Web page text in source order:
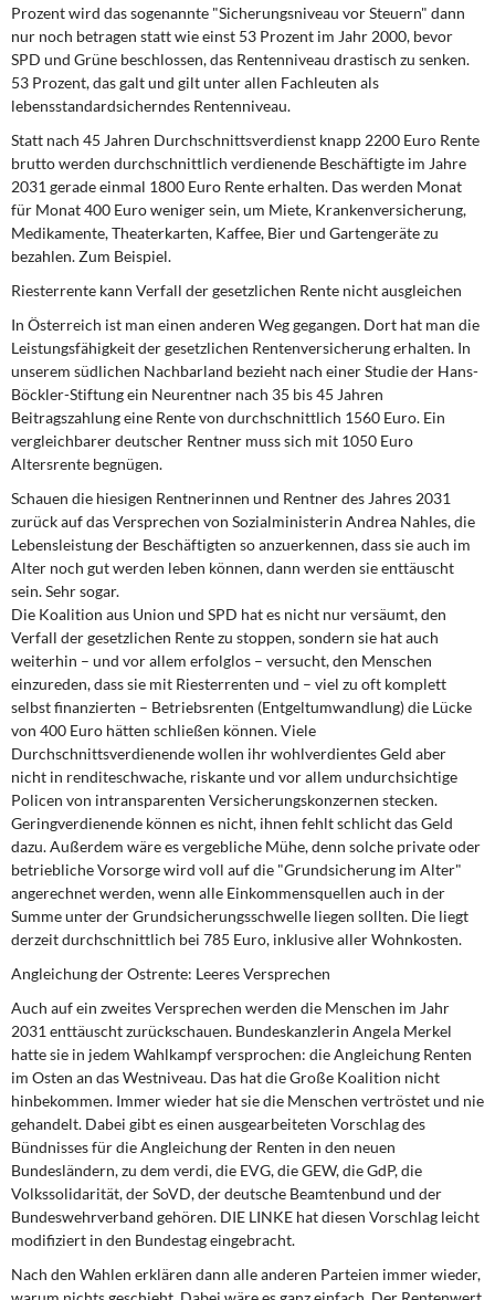
Rosa-Luxemburg-Stiftung
Über mich
Kontakt
Prozent wird das sogenannte "Sicherungsniveau vor Steuern" dann
nur noch betragen statt wie einst 53 Prozent im Jahr 2000, bevor
SPD und Grüne beschlossen, das Rentenniveau drastisch zu senken.
53 Prozent, das galt und gilt unter allen Fachleuten als
lebensstandardsicherndes Rentenniveau.
Statt nach 45 Jahren Durchschnittsverdienst knapp 2200 Euro Rente
brutto werden durchschnittlich verdienende Beschäftigte im Jahre
2031 gerade einmal 1800 Euro Rente erhalten. Das werden Monat
für Monat 400 Euro weniger sein, um Miete, Krankenversicherung,
Medikamente, Theaterkarten, Kaffee, Bier und Gartengeräte zu
bezahlen. Zum Beispiel.
Riesterrente kann Verfall der gesetzlichen Rente nicht ausgleichen
In Österreich ist man einen anderen Weg gegangen. Dort hat man die
Leistungsfähigkeit der gesetzlichen Rentenversicherung erhalten. In
unserem südlichen Nachbarland bezieht nach einer Studie der Hans-
Böckler-Stiftung ein Neurentner nach 35 bis 45 Jahren
Beitragszahlung eine Rente von durchschnittlich 1560 Euro. Ein
vergleichbarer deutscher Rentner muss sich mit 1050 Euro
Altersrente begnügen.
Schauen die hiesigen Rentnerinnen und Rentner des Jahres 2031
zurück auf das Versprechen von Sozialministerin Andrea Nahles, die
Lebensleistung der Beschäftigten so anzuerkennen, dass sie auch im
Alter noch gut werden leben können, dann werden sie enttäuscht
sein. Sehr sogar.
Die Koalition aus Union und SPD hat es nicht nur versäumt, den
Verfall der gesetzlichen Rente zu stoppen, sondern sie hat auch
weiterhin – und vor allem erfolglos – versucht, den Menschen
einzureden, dass sie mit Riesterrenten und – viel zu oft komplett
selbst finanzierten – Betriebsrenten (Entgeltumwandlung) die Lücke
von 400 Euro hätten schließen können. Viele
Durchschnittsverdienende wollen ihr wohlverdientes Geld aber
nicht in renditeschwache, riskante und vor allem undurchsichtige
Policen von intransparenten Versicherungskonzernen stecken.
Geringverdienende können es nicht, ihnen fehlt schlicht das Geld
dazu. Außerdem wäre es vergebliche Mühe, denn solche private oder
betriebliche Vorsorge wird voll auf die "Grundsicherung im Alter"
angerechnet werden, wenn alle Einkommensquellen auch in der
Summe unter der Grundsicherungsschwelle liegen sollten. Die liegt
derzeit durchschnittlich bei 785 Euro, inklusive aller Wohnkosten.
Angleichung der Ostrente: Leeres Versprechen
Auch auf ein zweites Versprechen werden die Menschen im Jahr
2031 enttäuscht zurückschauen. Bundeskanzlerin Angela Merkel
hatte sie in jedem Wahlkampf versprochen: die Angleichung Renten
im Osten an das Westniveau. Das hat die Große Koalition nicht
hinbekommen. Immer wieder hat sie die Menschen vertröstet und nie
gehandelt. Dabei gibt es einen ausgearbeiteten Vorschlag des
Bündnisses für die Angleichung der Renten in den neuen
Bundesländern, zu dem verdi, die EVG, die GEW, die GdP, die
Volkssolidarität, der SoVD, der deutsche Beamtenbund und der
Bundeswehrverband gehören. DIE LINKE hat diesen Vorschlag leicht
modifiziert in den Bundestag eingebracht.
Nach den Wahlen erklären dann alle anderen Parteien immer wieder,